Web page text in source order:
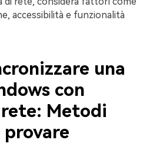
accessibilità e funzionalità
una
con
Metodi